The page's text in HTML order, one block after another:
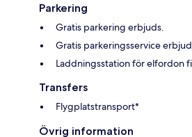
Parkering
Gratis parkering erbjuds.
Gratis parkeringsservice
Laddningsstation för elfordon
Transfers
Flygplatstransport*
Övrig information